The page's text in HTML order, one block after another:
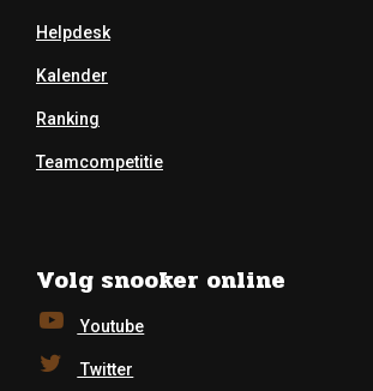
Helpdesk
Kalender
Ranking
Teamcompetitie
Volg snooker online
Youtube
Twitter